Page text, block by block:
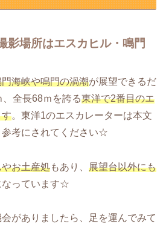
影場所はエスカヒル・鳴門
海峡や鳴門の渦潮が展望できるだ
全長68ｍを誇る東洋で2番目のエ
す。東洋1のエスカレーターは本文
参考にされてください☆
お土産処もあり、 展望台以外にも
なっています☆
がありましたら、足を運んでみて